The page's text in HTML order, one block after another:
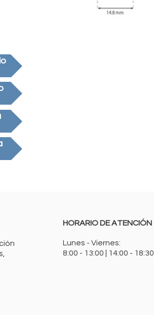
HORARIO DE ATENCIÓN
Lunes - Viernes:
8:00 - 13:00 | 14:00 - 18:30